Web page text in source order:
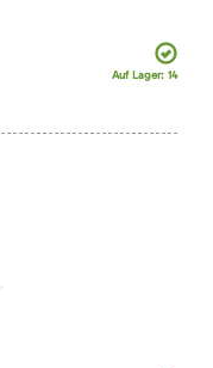
Auf Lager: 14